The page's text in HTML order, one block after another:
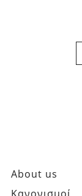
About us